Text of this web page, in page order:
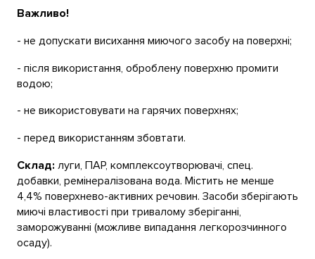
Важливо!
- не допускати висихання миючого засобу на поверхні;
- після використання, оброблену поверхню промити
водою;
- не використовувати на гарячих поверхнях;
- перед використанням збовтати.
Склад: луги, ПАР, комплексоутворювачі, спец.
добавки, ремінералізована вода. Містить не менше
4,4% поверхнево-активних речовин. Засоби зберігають
миючі властивості при тривалому зберіганні,
заморожуванні (можливе випадання легкорозчинного
осаду).